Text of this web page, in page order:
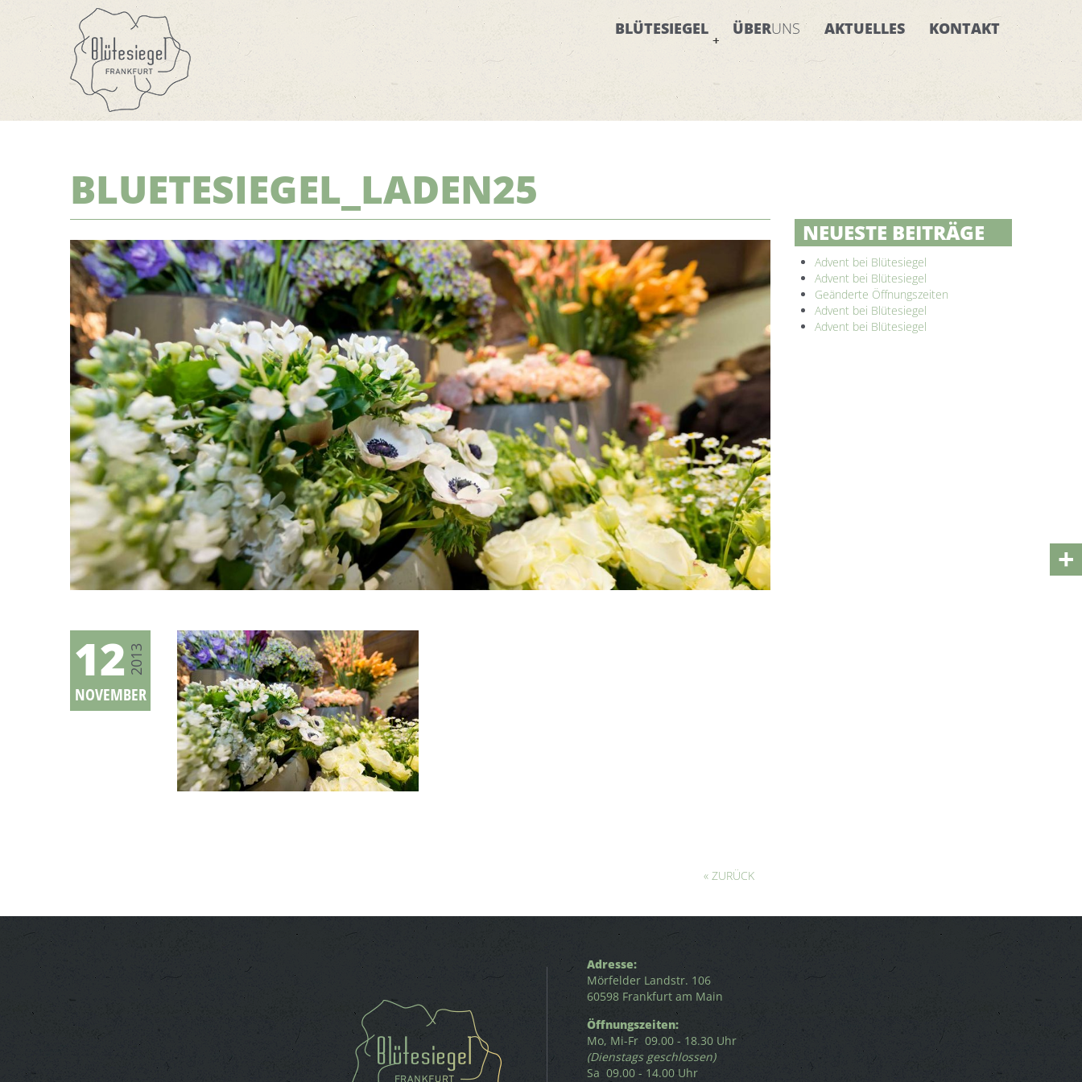
BLÜTESIEGEL ÜBERUNS AKTUELLES KONTAKT
BLUETESIEGEL_LADEN25
12
NOVEMBER
2013
« ZURÜCK
NEUESTE BEITRÄGE
Advent bei Blütesiegel
Advent bei Blütesiegel
Geänderte Öffnungszeiten
Advent bei Blütesiegel
Advent bei Blütesiegel
Adresse:
Mörfelder Landstr. 106
60598 Frankfurt am Main
Öffnungszeiten:
Mo, Mi-Fr 09.00 - 18.30 Uhr
(Dienstags geschlossen)
Sa 09.00 - 14.00 Uhr